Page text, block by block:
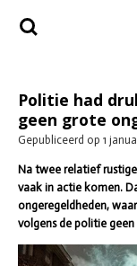
Ga
direct
Politie had
geen grote
Gepubliceerd op 1
Na twee relatief
vaak in actie komen.
ongeregeldheden,
volgens de politie